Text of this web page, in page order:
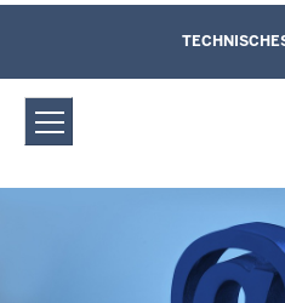
Amtsgericht Essen-
Hinweis
Direkt zum Inhalt
Leichte Sprache,
und Kontaktformular